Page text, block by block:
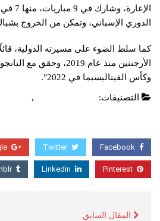
الدوري الإسباني، وتمكن من الخروج بشباك نظيفة
كما سلط الضوء على مسيرته الدولية،
وكأس الفيناليسيما في 2022″.
التصنيفات: ,
Facebook
Twitter
Pinterest
Linkedin
المقال السابق